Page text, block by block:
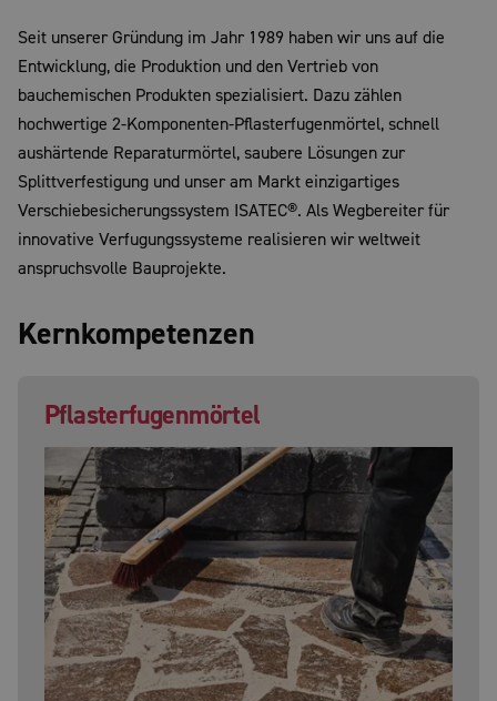
Seit unserer Gründung im Jahr 1989 haben wir uns auf die
Entwicklung, die Produktion und den Vertrieb von
bauchemischen Produkten spezialisiert. Dazu zählen
hochwertige 2-Komponenten-Pflasterfugenmörtel, schnell
aushärtende Reparaturmörtel, saubere Lösungen zur
Splittverfestigung und unser am Markt einzigartiges
Verschiebesicherungssystem ISATEC®. Als Wegbereiter für
innovative Verfugungssysteme realisieren wir weltweit
anspruchsvolle Bauprojekte.
Kernkompetenzen
Pflasterfugenmörtel